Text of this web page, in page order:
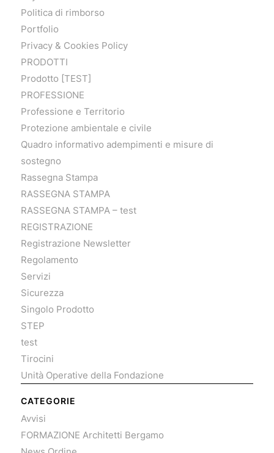
Politica di rimborso
Portfolio
Privacy & Cookies Policy
PRODOTTI
Prodotto [TEST]
PROFESSIONE
Professione e Territorio
Protezione ambientale e civile
Quadro informativo adempimenti e misure di
sostegno
Rassegna Stampa
RASSEGNA STAMPA
RASSEGNA STAMPA – test
REGISTRAZIONE
Registrazione Newsletter
Regolamento
Servizi
Sicurezza
Singolo Prodotto
STEP
test
Tirocini
Unità Operative della Fondazione
CATEGORIE
Avvisi
FORMAZIONE Architetti Bergamo